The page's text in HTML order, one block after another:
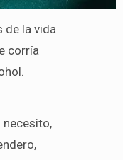
de la vida
corría
necesito,